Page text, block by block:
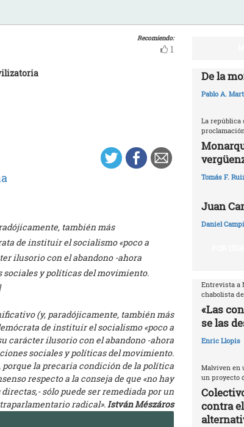
Recomiendo:
1
también más
de instituir el socialismo «poco a
ilusorio con el abandono -ahora
sociales y políticas del movimiento.
(y, paradójicamente, también más
de instituir el socialismo «poco a
carácter ilusorio con el abandono -ahora
sociales y políticas del movimiento.
porque la precaria condición de la política
respecto a la conseja de que «no hay
sólo puede ser remediada por un
radical».István Mészáros
De la
Pablo A.
La república
Tomás F.
Juan
Daniel
Entrevista a
chabolista
«Las
se las
Enric Llopis
Malviven en
un proyecto
contra